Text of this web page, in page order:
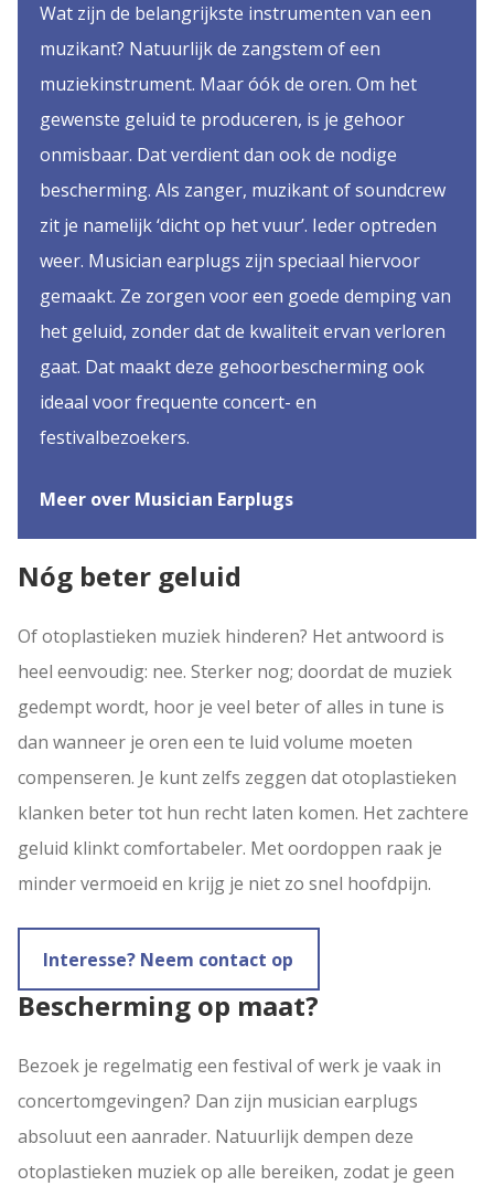
Wat zijn de belangrijkste instrumenten van een
muzikant? Natuurlijk de zangstem of een
muziekinstrument. Maar óók de oren. Om het
gewenste geluid te produceren, is je gehoor
onmisbaar. Dat verdient dan ook de nodige
bescherming. Als zanger, muzikant of soundcrew
zit je namelijk ‘dicht op het vuur’. Ieder optreden
weer. Musician earplugs zijn speciaal hiervoor
gemaakt. Ze zorgen voor een goede demping van
het geluid, zonder dat de kwaliteit ervan verloren
gaat. Dat maakt deze gehoorbescherming ook
ideaal voor frequente concert- en
festivalbezoekers.
Meer over Musician Earplugs
Nóg beter geluid
Of otoplastieken muziek hinderen? Het antwoord is
heel eenvoudig: nee. Sterker nog; doordat de muziek
gedempt wordt, hoor je veel beter of alles in tune is
dan wanneer je oren een te luid volume moeten
compenseren. Je kunt zelfs zeggen dat otoplastieken
klanken beter tot hun recht laten komen. Het zachtere
geluid klinkt comfortabeler. Met oordoppen raak je
minder vermoeid en krijg je niet zo snel hoofdpijn.
Interesse? Neem contact op
Bescherming op maat?
Bezoek je regelmatig een festival of werk je vaak in
concertomgevingen? Dan zijn musician earplugs
absoluut een aanrader. Natuurlijk dempen deze
otoplastieken muziek op alle bereiken, zodat je geen